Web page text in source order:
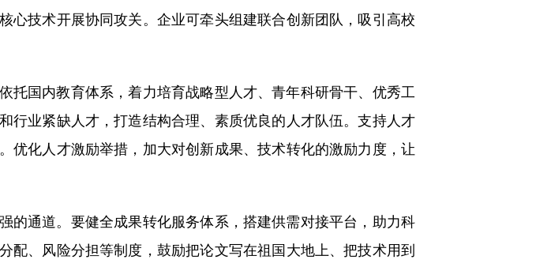
心技术开展协同攻关。企业可牵头组建联合创新团队，吸引高校
国内教育体系，着力培育战略型人才、青年科研骨干、优秀工
行业紧缺人才，打造结构合理、素质优良的人才队伍。支持人才
优化人才激励举措，加大对创新成果、技术转化的激励力度，让
通道。要健全成果转化服务体系，搭建供需对接平台，助力科
、风险分担等制度，鼓励把论文写在祖国大地上、把技术用到